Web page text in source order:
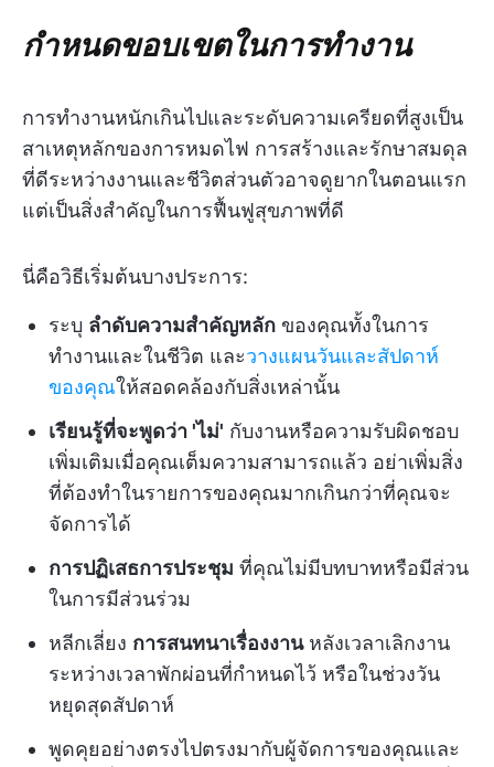
กำหนดขอบเขตในการทำงาน
การทำงานหนักเกินไปและระดับความเครียดที่สูงเป็น
สาเหตุหลักของการหมดไฟ การสร้างและรักษาสมดุล
ที่ดีระหว่างงานและชีวิตส่วนตัวอาจดูยากในตอนแรก
แต่เป็นสิ่งสำคัญในการฟื้นฟูสุขภาพที่ดี
นี่คือวิธีเริ่มต้นบางประการ:
ระบุ ลำดับความสำคัญหลัก ของคุณทั้งในการ
ทำงานและในชีวิต และวางแผนวันและสัปดาห์
ของคุณให้สอดคล้องกับสิ่งเหล่านั้น
เรียนรู้ที่จะพูดว่า 'ไม่' กับงานหรือความรับผิดชอบ
เพิ่มเติมเมื่อคุณเต็มความสามารถแล้ว อย่าเพิ่มสิ่ง
ที่ต้องทำในรายการของคุณมากเกินกว่าที่คุณจะ
จัดการได้
การปฏิเสธการประชุม ที่คุณไม่มีบทบาทหรือมีส่วน
ในการมีส่วนร่วม
หลีกเลี่ยง การสนทนาเรื่องงานหลังเวลาเลิกงาน
ระหว่างเวลาพักผ่อนที่กำหนดไว้ หรือในช่วงวัน
หยุดสุดสัปดาห์
พูดคุยอย่างตรงไปตรงมากับผู้จัดการของคุณและ